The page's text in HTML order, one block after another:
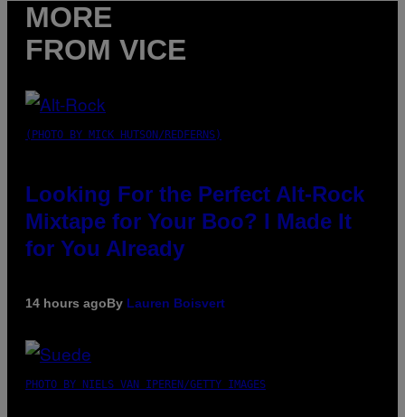
MORE
FROM VICE
(PHOTO BY MICK HUTSON/REDFERNS)
Looking For the Perfect Alt-Rock
Mixtape for Your Boo? I Made It
for You Already
14 hours agoBy Lauren Boisvert
PHOTO BY NIELS VAN IPEREN/GETTY IMAGES